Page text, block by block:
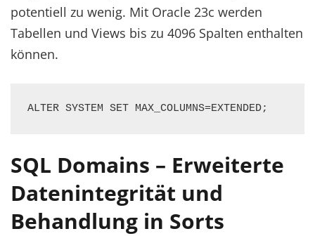
potentiell zu wenig. Mit Oracle 23c werden
Tabellen und Views bis zu 4096 Spalten enthalten
können.
ALTER SYSTEM SET MAX_COLUMNS=EXTENDED;
SQL Domains – Erweiterte
Datenintegrität und
Behandlung in Sorts